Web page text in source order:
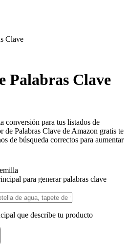
Clave
Palabras Clave
conversión para tus listados de
de Palabras Clave de Amazon gratis te
de búsqueda correctos para aumentar
para generar palabras clave
que describe tu producto